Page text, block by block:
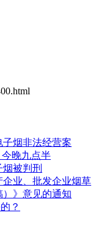
子烟非法经营案
晚九点半
被判刑
业、批发企业烟草
》意见的通知
？